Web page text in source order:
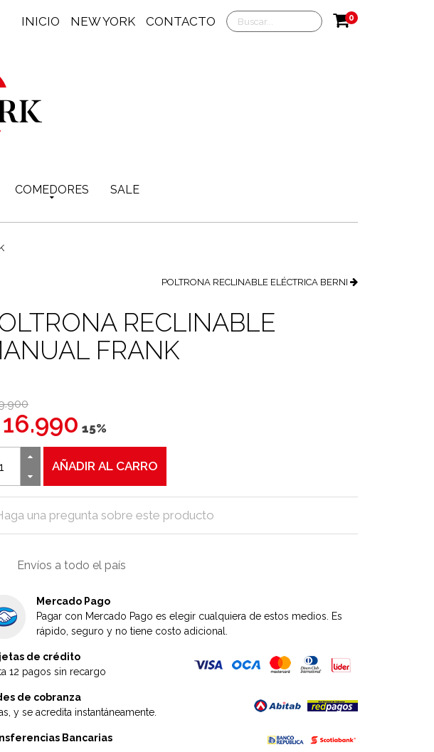
INICIO NEW YORK CONTACTO 0
COMEDORES SALE
POLTRONA RECLINABLE ELÉCTRICA BERNI
RECLINABLE
FRANK
15%
AÑADIR AL CARRO
una pregunta sobre este producto
Envíos a todo el país
Mercado Pago
Pagar con Mercado Pago es elegir cualquiera de estos medios. Es
rápido, seguro y no tiene costo adicional.
de crédito
12 pagos sin recargo
de cobranza
y se acredita instantáneamente.
Bancarias